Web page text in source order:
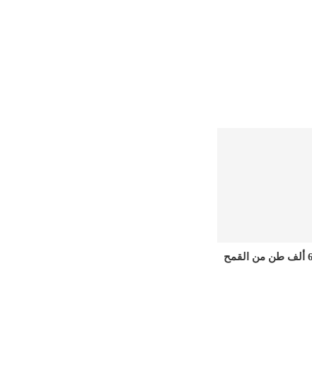
الأردن يشتري 60 ألف طن من القمح